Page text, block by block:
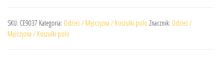
SKU: CE9037 Kategoria: Odzież / Mężczyzna / Koszulki polo Znacznik: Odzież /
Mężczyzna / Koszulki polo